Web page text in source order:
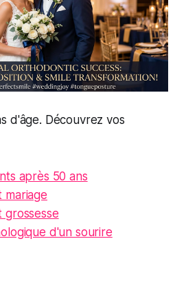
d'âge. Découvrez vos
après 50 ans
mariage
grossesse
d'un sourire